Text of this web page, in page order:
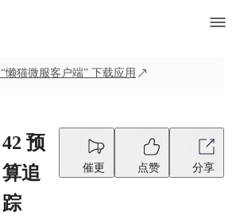
“懒猫微服客户端” 下载应用
42 预
算追
踪
催更 点赞 分享